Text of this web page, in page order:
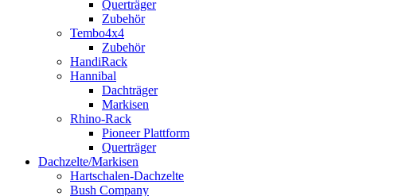
Querträger
Zubehör
Tembo4x4
Zubehör
HandiRack
Hannibal
Dachträger
Markisen
Rhino-Rack
Pioneer Plattform
Querträger
Dachzelte/Markisen
Hartschalen-Dachzelte
Bush Company